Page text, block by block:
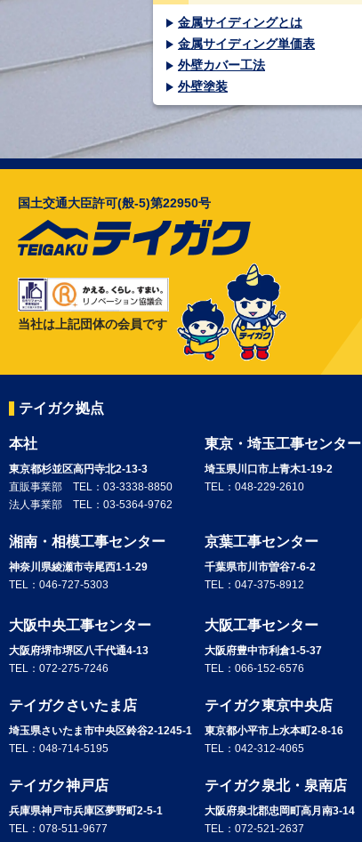
金属サイディングとは
金属サイディング単価表
外壁カバー工法
外壁塗装
国土交通大臣許可(般-5)第22950号
当社は上記団体の会員です
テイガク拠点
本社
東京都杉並区高円寺北2-13-3
直販事業部 TEL： 03-3338-8850
法人事業部 TEL： 03-5364-9762
東京・埼玉工事センター
埼玉県川口市上青木1-19-2
TEL： 048-229-2610
湘南・相模工事センター
神奈川県綾瀬市寺尾西1-1-29
TEL： 046-727-5303
京葉工事センター
千葉県市川市曽谷7-6-2
TEL： 047-375-8912
大阪中央工事センター
大阪府堺市堺区八千代通4-13
TEL： 072-275-7246
大阪工事センター
大阪府豊中市利倉1-5-37
TEL： 066-152-6576
テイガクさいたま店
埼玉県さいたま市中央区鈴谷2-1245-1
TEL： 048-714-5195
テイガク東京中央店
東京都小平市上水本町2-8-16
TEL： 042-312-4065
テイガク神戸店
兵庫県神戸市兵庫区夢野町2-5-1
TEL： 078-511-9677
テイガク泉北・泉南店
大阪府泉北郡忠岡町高月南3-14
TEL： 072-521-2637